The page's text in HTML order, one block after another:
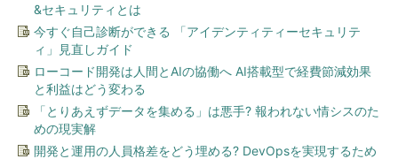
れで考えれば計算はできるものの、結果が意味を持たないデータ
――「2+1=女性+男性=3」に意味は見いだせません――を名義
尺度と呼びます。
また、当然と言えば当然ですが、名義尺度は平均値や中央値
（※平均などの統計量については、次回記事で詳しく解説しま
す）を算出することに意味がありません。ただし、最頻値（最も
出現頻度の高い値）を求めることには意味があります。
&セキュリティとは
今すぐ自己診断ができる 「アイデンティティーセキュリテ
ィ」見直しガイド
ローコード開発は人間とAIの協働へ AI搭載型で経費節減効果
と利益はどう変わる
「とりあえずデータを集める」は悪手? 報われない情シスのた
めの現実解
開発と運用の人員格差をどう埋める? DevOpsを実現するため